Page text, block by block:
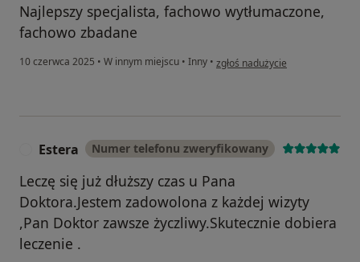
Najlepszy specjalista, fachowo wytłumaczone,
fachowo zbadane
10 czerwca 2025 • W innym miejscu • Inny • w opinii użytkownika Patryk
zgłoś nadużycie
Estera Numer telefonu zweryfikowany
Leczę się już dłuższy czas u Pana
Doktora.Jestem zadowolona z każdej wizyty
,Pan Doktor zawsze życzliwy.Skutecznie dobiera
leczenie .